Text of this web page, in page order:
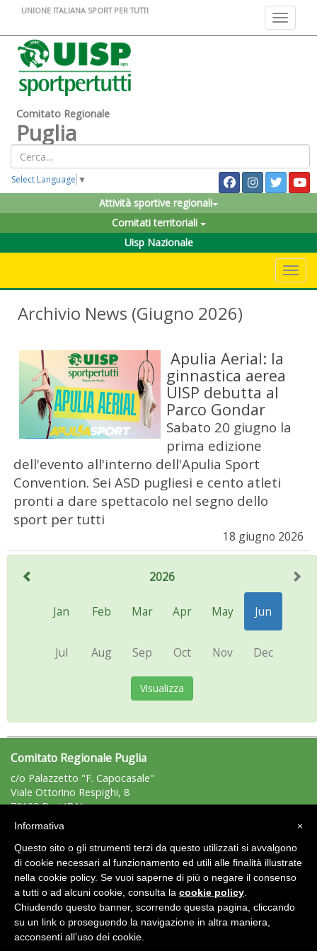
Toggle
UNIONE ITALIANA SPORT PER TUTTI
Comitato Regionale
Puglia
Select Language ▼
Attività sportive regionali
Comitati territoriali
Uisp Nazionale
Archivio News (Giugno 2026)
Apulia Aerial: la
ginnastica aerea
UISP debutta al
Parco Gondar
Sabato 20 giugno la
prima edizione
dell'evento all'interno dell'Apulia Sport
Convention. Sei ASD pugliesi e cento atleti
pronti a dare spettacolo nel segno dello
sport per tutti
18 giugno 2026
2026
Jan Feb Mar Apr May Jun
Jul Aug Sep Oct Nov Dec
Visualizza
Comitato Regionale Puglia
c/o Palazzetto "F. Capocasale"
Viale Ottorino Respighi, 8
70123 Bari (BA)
Tel: 340/4144515 - Fax: 080/5042961
C.F.: 93164310729
Area Riservata 2.0
×
Informativa
Questo sito o gli strumenti terzi da questo utilizzati si avvalgono
di cookie necessari al funzionamento ed utili alle finalità illustrate
nella cookie policy. Se vuoi saperne di più o negare il consenso
a tutti o ad alcuni cookie, consulta la cookie policy
Chiudendo questo banner, scorrendo questa pagina, cliccando
su un link o proseguendo la navigazione in altra maniera,
acconsenti all’uso dei cookie.